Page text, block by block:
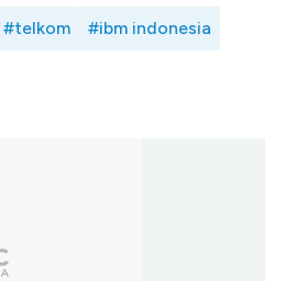
#telkom #ibm indonesia